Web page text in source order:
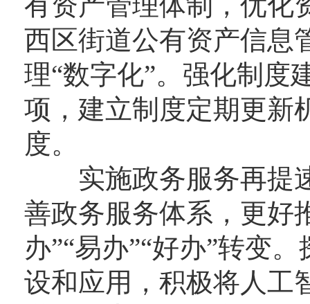
西区街道公有资产信息
理“数字化”。强化制度
项，建立制度定期更新
度。
实施政务服务再提速
善政务服务体系，更好
办”“易办”“好办”转变
设和应用，积极将人工